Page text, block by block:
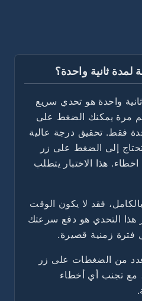
لمدة ثانية واحدة؟
واحدة هو تحدي سريع
مرة يمكنك الضغط على
فقط. تحقيق درجة عالية
إلى الضغط على زر
هذا الاختبار يتطلب
فقد لا يكون الوقت
هذا التحدي هو دفع سرعتك
فترة زمنية قصيرة.
من الضغطات على زر
مع تجنب أي أخطاء